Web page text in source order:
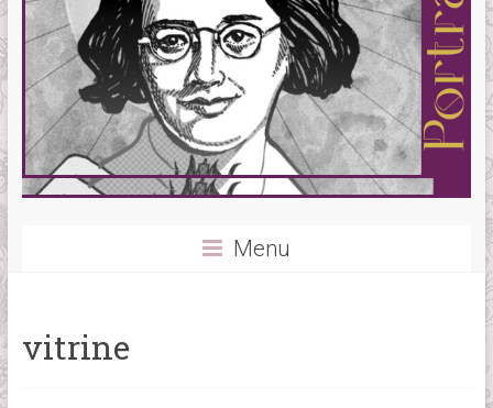
Menu
vitrine